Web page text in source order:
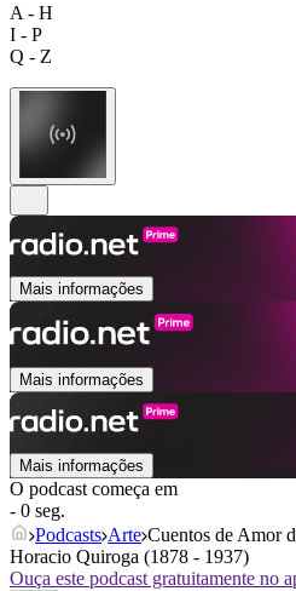
A - H
I - P
Q - Z
Mais informações
Mais informações
Mais informações
O podcast começa em
- 0 seg.
Podcasts Arte Cuentos de Amor
Horacio Quiroga (1878 - 1937)
Ouça este podcast gratuitamente no